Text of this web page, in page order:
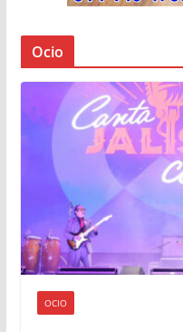
Ocio
OCIO